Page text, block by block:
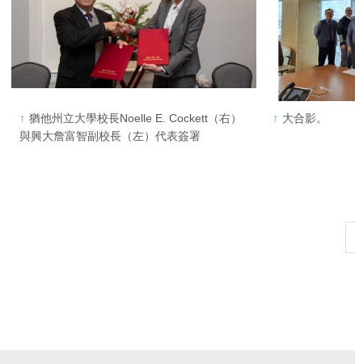
猶他州立大學校長Noelle E. Cockett（右）
與興大詹富智副校長（左）代表簽署
大合影。